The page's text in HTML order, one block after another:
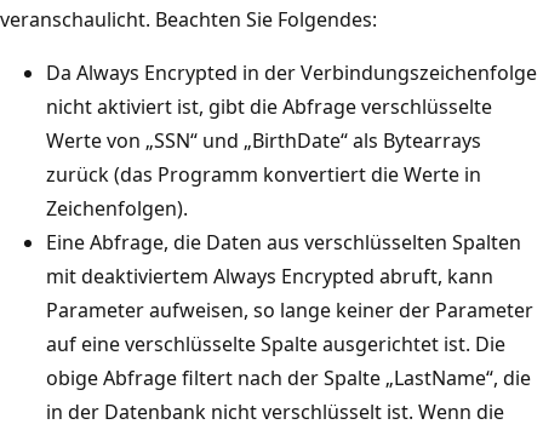
veranschaulicht. Beachten Sie Folgendes:
Da Always Encrypted in der Verbindungszeichenfolge
nicht aktiviert ist, gibt die Abfrage verschlüsselte
Werte von „SSN“ und „BirthDate“ als Bytearrays
zurück (das Programm konvertiert die Werte in
Zeichenfolgen).
Eine Abfrage, die Daten aus verschlüsselten Spalten
mit deaktiviertem Always Encrypted abruft, kann
Parameter aufweisen, so lange keiner der Parameter
auf eine verschlüsselte Spalte ausgerichtet ist. Die
obige Abfrage filtert nach der Spalte „LastName“, die
in der Datenbank nicht verschlüsselt ist. Wenn die